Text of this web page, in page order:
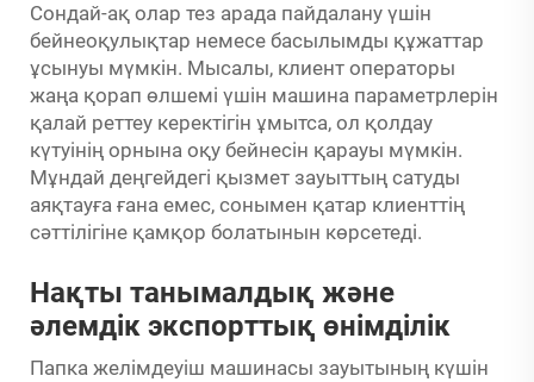
Сондай-ақ олар тез арада пайдалану үшін
бейнеоқулықтар немесе басылымды құжаттар
ұсынуы мүмкін. Мысалы, клиент операторы
жаңа қорап өлшемі үшін машина параметрлерін
қалай реттеу керектігін ұмытса, ол қолдау
күтуінің орнына оқу бейнесін қарауы мүмкін.
Мұндай деңгейдегі қызмет зауыттың сатуды
аяқтауға ғана емес, сонымен қатар клиенттің
сәттілігіне қамқор болатынын көрсетеді.
Нақты танымалдық және
әлемдік экспорттық өнімділік
Папка желімдеуіш машинасы зауытының күшін